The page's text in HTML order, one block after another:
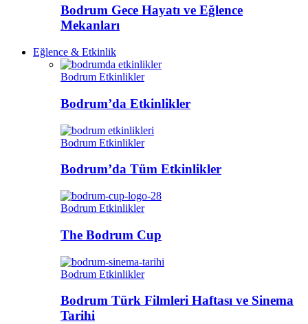
Bodrum Gece Hayatı ve Eğlence
Mekanları
Eğlence & Etkinlik
Bodrum Etkinlikler
Bodrum’da Etkinlikler
Bodrum Etkinlikler
Bodrum’da Tüm Etkinlikler
Bodrum Etkinlikler
The Bodrum Cup
Bodrum Etkinlikler
Bodrum Türk Filmleri Haftası ve Sinema
Tarihi